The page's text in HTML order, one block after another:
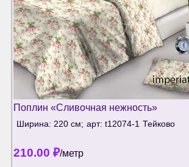
Поплин «Сливочная нежность»
Ширина: 220 см; арт: t12074-1 Тейково
210.00 ₽/метр